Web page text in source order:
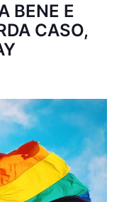
BENE E
CASO,